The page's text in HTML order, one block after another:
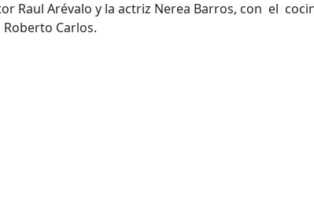
Raul Arévalo y la actriz Nerea Barros, con el
Carlos.